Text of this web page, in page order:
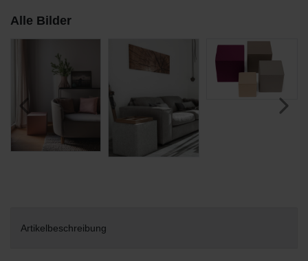
Alle Bilder
Artikelbeschreibung